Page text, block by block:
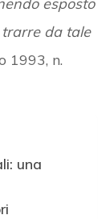
trarre da tale
1993, n.
una